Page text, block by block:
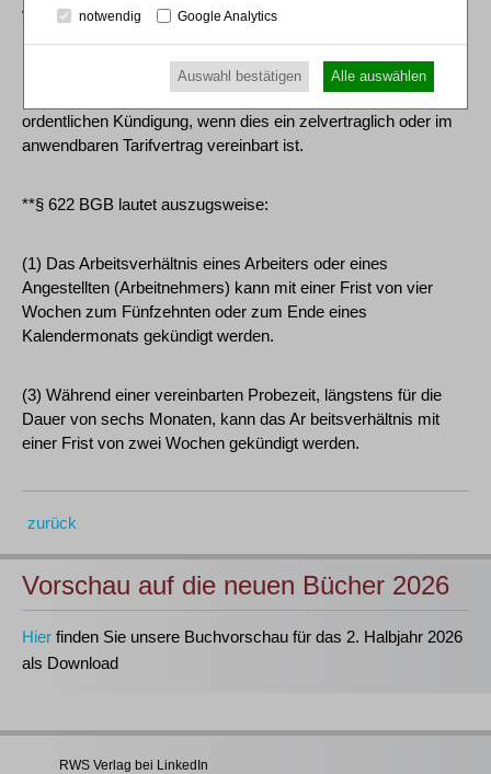
vereinbart, so muss diese im Verhältnis zu der erwarteten
(4) Ein befristetes Arbeitsverhältnis unterliegt nur dann der
ordentlichen Kündigung, wenn dies ein zelvertraglich oder im
anwendbaren Tarifvertrag vereinbart ist.
**§ 622 BGB lautet auszugsweise:
(1) Das Arbeitsverhältnis eines Arbeiters oder eines
Angestellten (Arbeitnehmers) kann mit einer Frist von vier
Wochen zum Fünfzehnten oder zum Ende eines
Kalendermonats gekündigt werden.
(3) Während einer vereinbarten Probezeit, längstens für die
Dauer von sechs Monaten, kann das Ar beitsverhältnis mit
einer Frist von zwei Wochen gekündigt werden.
zurück
Vorschau auf die neuen Bücher 2026
Hier finden Sie unsere Buchvorschau für das 2. Halbjahr 2026
als Download
RWS Verlag bei LinkedIn
notwendig Google Analytics
Auswahl bestätigen Alle auswählen